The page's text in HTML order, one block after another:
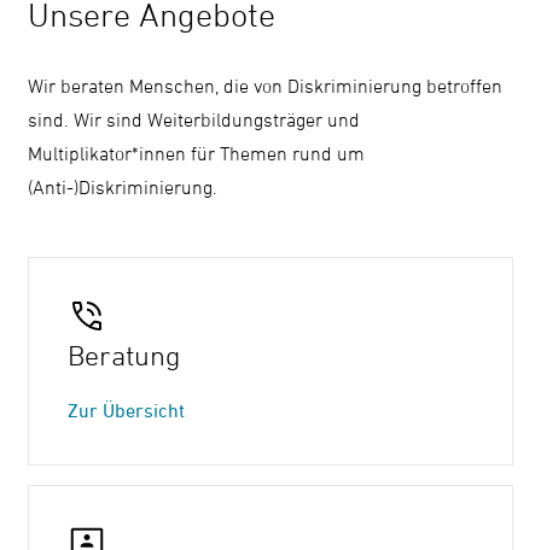
Unsere Angebote
Wir beraten Menschen, die von Diskriminierung betroffen
sind. Wir sind Weiterbildungsträger und
Multiplikator*innen für Themen rund um
(Anti-)Diskriminierung.
Beratung
Zur Übersicht